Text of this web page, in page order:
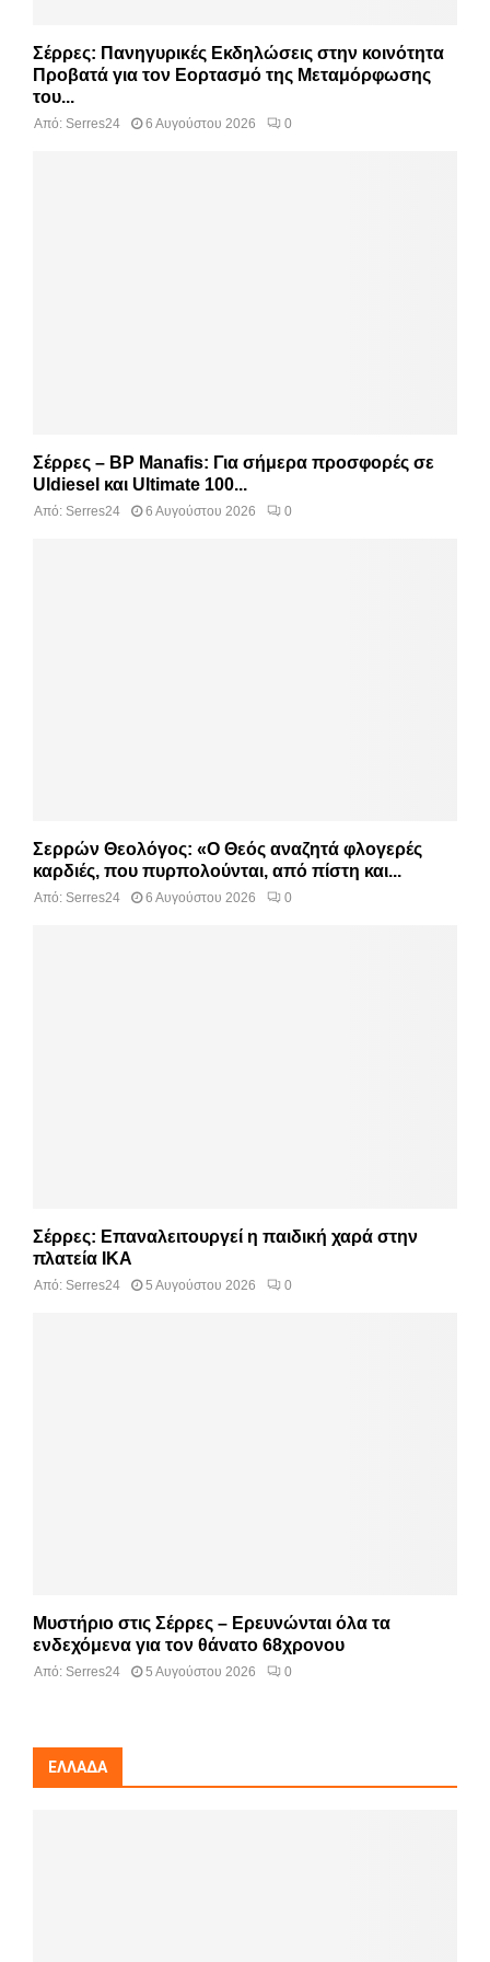
Σέρρες: Πανηγυρικές Εκδηλώσεις στην κοινότητα
Προβατά για τον Εορτασμό της Μεταμόρφωσης
του...
Από: Serres24 6 Αυγούστου 2026 0
Σέρρες – BP Manafis: Για σήμερα προσφορές σε
Uldiesel και Ultimate 100...
Από: Serres24 6 Αυγούστου 2026 0
Σερρών Θεολόγος: «Ο Θεός αναζητά φλογερές
καρδιές, που πυρπολούνται, από πίστη και...
Από: Serres24 6 Αυγούστου 2026 0
Σέρρες: Επαναλειτουργεί η παιδική χαρά στην
πλατεία ΙΚΑ
Από: Serres24 5 Αυγούστου 2026 0
Μυστήριο στις Σέρρες – Ερευνώνται όλα τα
ενδεχόμενα για τον θάνατο 68χρονου
Από: Serres24 5 Αυγούστου 2026 0
ΕΛΛΆΔΑ